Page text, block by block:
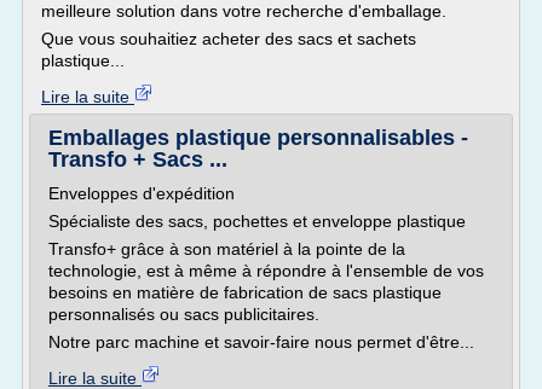
meilleure solution dans votre recherche d'emballage.
Que vous souhaitiez acheter des sacs et sachets
plastique...
Lire la suite
Emballages plastique personnalisables -
Transfo + Sacs ...
Enveloppes d'expédition
Spécialiste des sacs, pochettes et enveloppe plastique
Transfo+ grâce à son matériel à la pointe de la
technologie, est à même à répondre à l'ensemble de vos
besoins en matière de fabrication de sacs plastique
personnalisés ou sacs publicitaires.
Notre parc machine et savoir-faire nous permet d'être...
Lire la suite